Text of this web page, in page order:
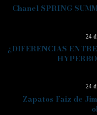
Chanel SPRING
24
¿DIFERENCIAS
24
Zapatos Faiz de